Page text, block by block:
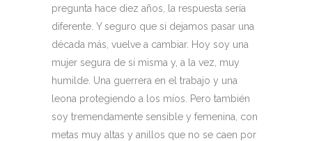
pregunta hace diez años, la respuesta sería
diferente. Y seguro que si dejamos pasar una
década más, vuelve a cambiar. Hoy soy una
mujer segura de sí misma y, a la vez, muy
humilde. Una guerrera en el trabajo y una
leona protegiendo a los míos. Pero también
soy tremendamente sensible y femenina, con
metas muy altas y anillos que no se caen por